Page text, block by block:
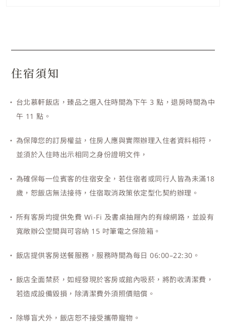
住宿須知
台北慕軒飯店，臻品之選入住時間為下午 3 點，退房時間為中
午 11 點。
為保障您的訂房權益，住房人應與實際辦理入住者資料相符，
並須於入住時出示相同之身份證明文件，
為確保每一位賓客的住宿安全，若住宿者或同行人皆為未滿18
歲，恕飯店無法接待，住宿取消政策依定型化契約辦理。
所有客房均提供免費 Wi-Fi 及書桌抽屜內的有線網路，並設有
寬敞辦公空間與可容納 15 吋筆電之保險箱。
飯店提供客房送餐服務，服務時間為每日 06:00–22:30。
飯店全面禁菸，如經發現於客房或館內吸菸，將酌收清潔費，
若造成設備毀損，除清潔費外須照價賠償。
除導盲犬外，飯店恕不接受攜帶寵物。